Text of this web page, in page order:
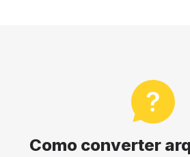
Como converter